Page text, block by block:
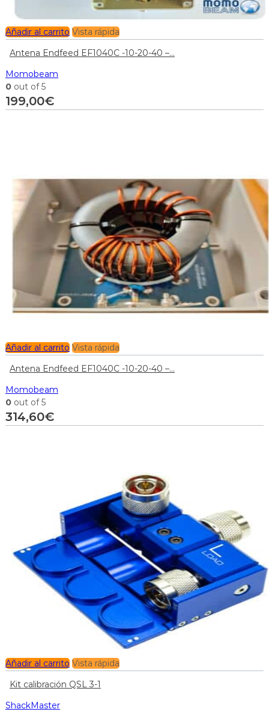
Añadir al carrito Vista rápida
Antena Endfeed EF1040C -10-20-40 –...
Momobeam
0 out of 5
199,00€
Añadir al carrito Vista rápida
Antena Endfeed EF1040C -10-20-40 –...
Momobeam
0 out of 5
314,60€
Añadir al carrito Vista rápida
Kit calibración QSL 3-1
ShackMaster